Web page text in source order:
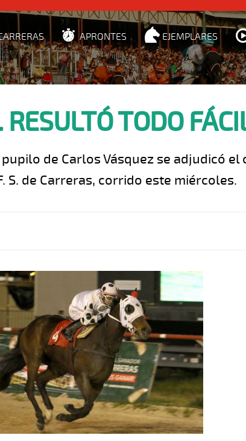
APRONTES EJEMPLARES
RESULTÓ TODO
de Carlos Vásquez se adjudicó el
S. de Carreras, corrido este miércoles.